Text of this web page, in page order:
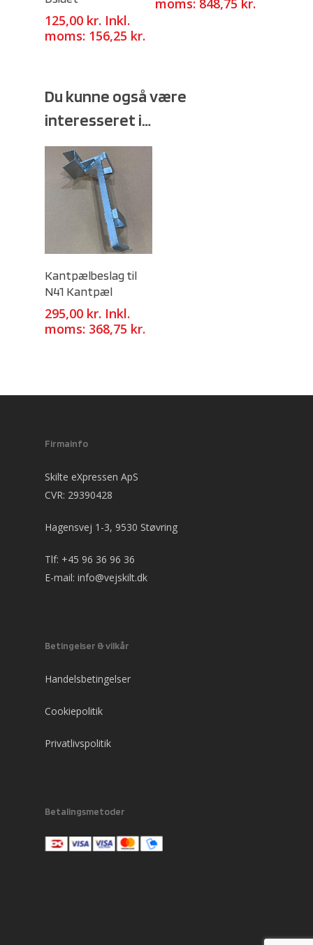
125,00 kr. Inkl.
moms: 156,25 kr.
moms: 848,75 kr.
Du kunne også være
interesseret i…
Kantpælbeslag til
N41 Kantpæl
295,00 kr. Inkl.
moms: 368,75 kr.
Firmainfo
Skilte eXpressen ApS
CVR: 29390428
Hagensvej 1-3, 9530 Støvring
Tlf: +45 96 36 96 36
E-mail: info@vejskilt.dk
Betingelser & vilkår
Handelsbetingelser
Cookiepolitik
Privatlivspolitik
Betalingsmetoder